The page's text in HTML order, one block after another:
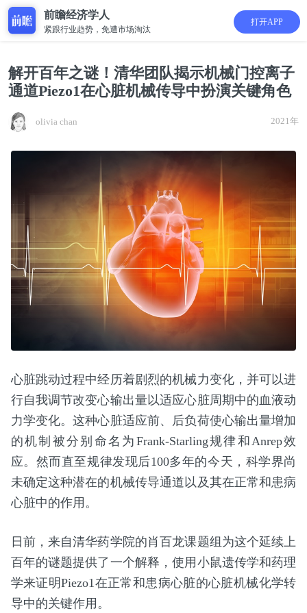
前瞻经济学人
紧跟行业趋势，免遭市场淘汰
打开APP
解开百年之谜！清华团队揭示机械门控离子
通道Piezo1在心脏机械传导中扮演关键角色
olivia chan 2021年
心脏跳动过程中经历着剧烈的机械力变化，并可以进
行自我调节改变心输出量以适应心脏周期中的血液动
力学变化。这种心脏适应前、后负荷使心输出量增加
的机制被分别命名为Frank-Starling规律和Anrep效
应。然而直至规律发现后100多年的今天，科学界尚
未确定这种潜在的机械传导通道以及其在正常和患病
心脏中的作用。
日前，来自清华药学院的肖百龙课题组为这个延续上
百年的谜题提供了一个解释，使用小鼠遗传学和药理
学来证明Piezo1在正常和患病心脏的心脏机械化学转
导中的关键作用。